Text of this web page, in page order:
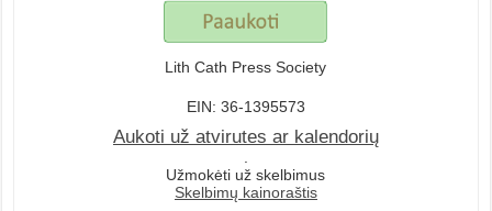
Lith Cath Press Society
EIN: 36-1395573
Aukoti už atvirutes ar kalendorių
Užmokėti už skelbimus
Skelbimų kainoraštis